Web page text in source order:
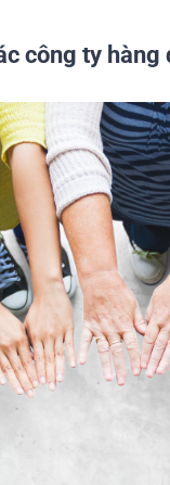
công ty hàng